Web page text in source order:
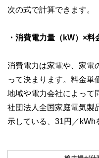
次の式で計算できます。
・消費電力量（kW）×料
消費電力は家電や、家電
って決まります。料金単
地域や電力会社によって
社団法人全国家庭電気製
示している、31円／kWh